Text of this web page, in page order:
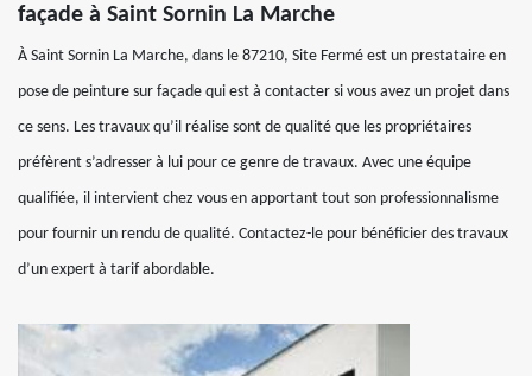
façade à Saint Sornin La Marche
À Saint Sornin La Marche, dans le 87210, Site Fermé est un prestataire en
pose de peinture sur façade qui est à contacter si vous avez un projet dans
ce sens. Les travaux qu’il réalise sont de qualité que les propriétaires
préfèrent s’adresser à lui pour ce genre de travaux. Avec une équipe
qualifiée, il intervient chez vous en apportant tout son professionnalisme
pour fournir un rendu de qualité. Contactez-le pour bénéficier des travaux
d’un expert à tarif abordable.